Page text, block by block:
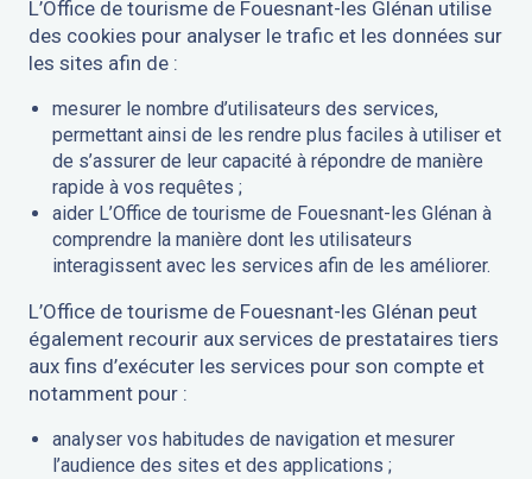
L’Office de tourisme de Fouesnant-les Glénan utilise
des cookies pour analyser le trafic et les données sur
les sites afin de :
mesurer le nombre d’utilisateurs des services,
permettant ainsi de les rendre plus faciles à utiliser et
de s’assurer de leur capacité à répondre de manière
rapide à vos requêtes ;
aider L’Office de tourisme de Fouesnant-les Glénan à
comprendre la manière dont les utilisateurs
interagissent avec les services afin de les améliorer.
L’Office de tourisme de Fouesnant-les Glénan peut
également recourir aux services de prestataires tiers
aux fins d’exécuter les services pour son compte et
notamment pour :
analyser vos habitudes de navigation et mesurer
l’audience des sites et des applications ;